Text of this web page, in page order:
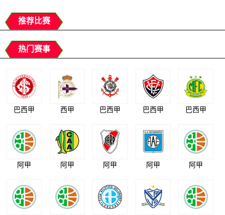
推荐比赛
热门赛事
巴西甲 西甲 巴西甲 巴西甲 巴西甲
阿甲 阿甲 阿甲 阿甲 阿甲